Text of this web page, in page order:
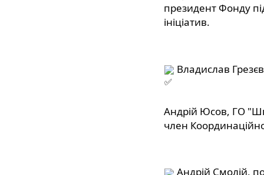
президент Фонду
ініціатив.
Владислав
Андрій Юсов, ГО
член
Андрій Смолій,